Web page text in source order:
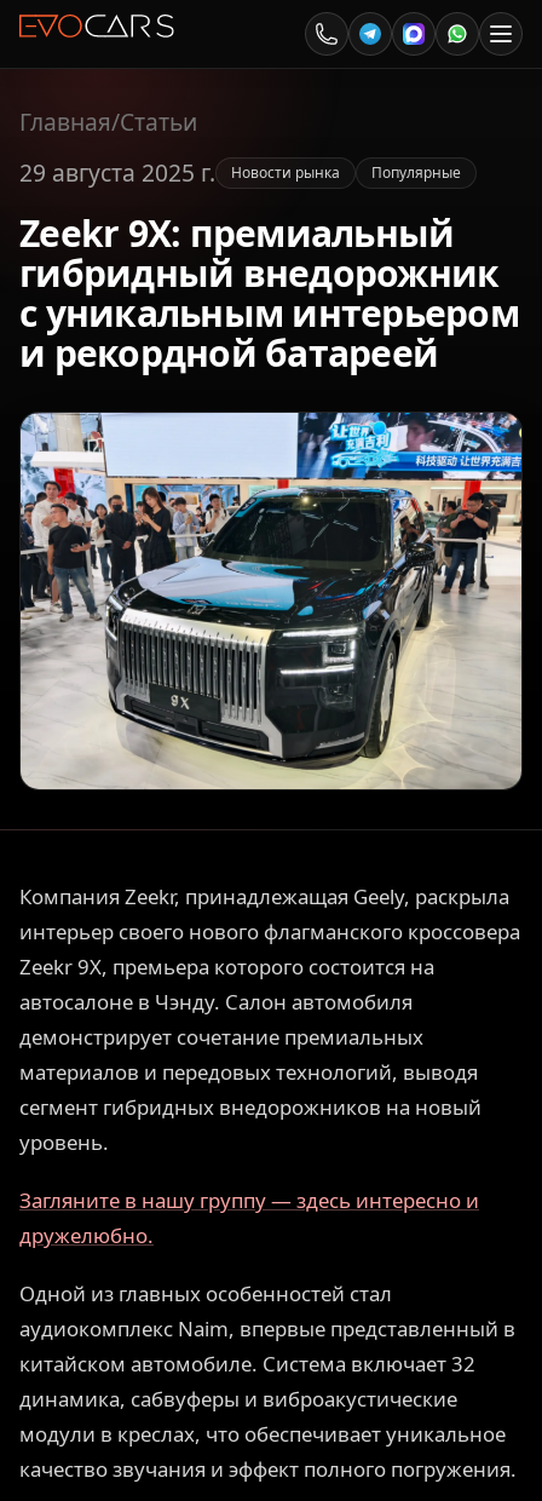
Главная/Статьи
29 августа 2025 г.
Новости рынка Популярные
Zeekr 9X: премиальный
гибридный внедорожник
с уникальным интерьером
и рекордной батареей
Компания Zeekr, принадлежащая Geely, раскрыла
интерьер своего нового флагманского кроссовера
Zeekr 9X, премьера которого состоится на
автосалоне в Чэнду. Салон автомобиля
демонстрирует сочетание премиальных
материалов и передовых технологий, выводя
сегмент гибридных внедорожников на новый
уровень.
Загляните в нашу группу — здесь интересно и
дружелюбно.
Одной из главных особенностей стал
аудиокомплекс Naim, впервые представленный в
китайском автомобиле. Система включает 32
динамика, сабвуферы и виброакустические
модули в креслах, что обеспечивает уникальное
качество звучания и эффект полного погружения.